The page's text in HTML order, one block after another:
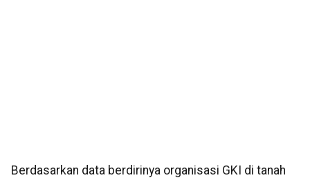
Berdasarkan data berdirinya organisasi GKI di tanah